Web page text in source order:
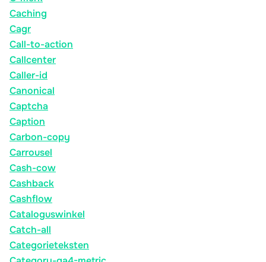
Caching
Cagr
Call-to-action
Callcenter
Caller-id
Canonical
Captcha
Caption
Carbon-copy
Carrousel
Cash-cow
Cashback
Cashflow
Cataloguswinkel
Catch-all
Categorieteksten